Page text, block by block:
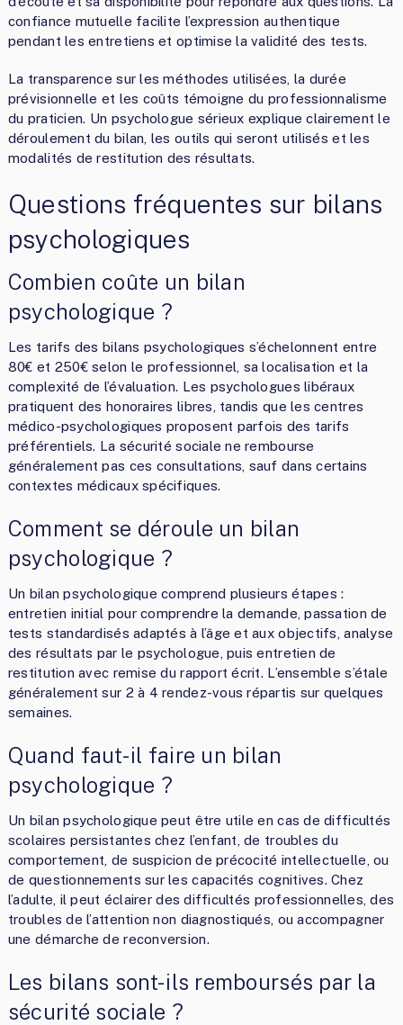
confiance mutuelle facilite l’expression authentique
pendant les entretiens et optimise la validité des tests.
La transparence sur les méthodes utilisées, la durée
prévisionnelle et les coûts témoigne du professionnalisme
du praticien. Un psychologue sérieux explique clairement le
déroulement du bilan, les outils qui seront utilisés et les
modalités de restitution des résultats.
Questions fréquentes sur bilans
psychologiques
Combien coûte un bilan
psychologique ?
Les tarifs des bilans psychologiques s’échelonnent entre
80€ et 250€ selon le professionnel, sa localisation et la
complexité de l’évaluation. Les psychologues libéraux
pratiquent des honoraires libres, tandis que les centres
médico-psychologiques proposent parfois des tarifs
préférentiels. La sécurité sociale ne rembourse
généralement pas ces consultations, sauf dans certains
contextes médicaux spécifiques.
Comment se déroule un bilan
psychologique ?
Un bilan psychologique comprend plusieurs étapes :
entretien initial pour comprendre la demande, passation de
tests standardisés adaptés à l’âge et aux objectifs, analyse
des résultats par le psychologue, puis entretien de
restitution avec remise du rapport écrit. L’ensemble s’étale
généralement sur 2 à 4 rendez-vous répartis sur quelques
semaines.
Quand faut-il faire un bilan
psychologique ?
Un bilan psychologique peut être utile en cas de difficultés
scolaires persistantes chez l’enfant, de troubles du
comportement, de suspicion de précocité intellectuelle, ou
de questionnements sur les capacités cognitives. Chez
l’adulte, il peut éclairer des difficultés professionnelles, des
troubles de l’attention non diagnostiqués, ou accompagner
une démarche de reconversion.
Les bilans sont-ils remboursés par la
sécurité sociale ?